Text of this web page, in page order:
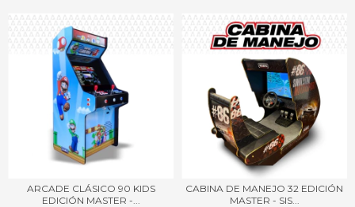
ARCADE CLÁSICO 90 KIDS
EDICIÓN MASTER -...
CABINA DE MANEJO 32 EDICIÓN
MASTER - SIS...